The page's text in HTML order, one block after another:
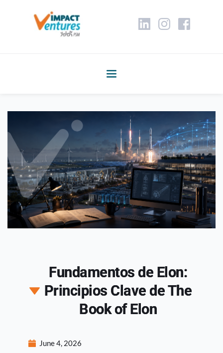
Fundamentos de Elon:
Principios Clave de The
Book of Elon
June 4, 2026